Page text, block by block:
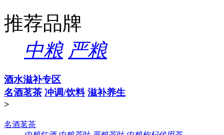
推荐品牌
中粮 严粮
酒水滋补专区
名酒茗茶 冲调/饮料 滋补养生
>
名酒茗茶